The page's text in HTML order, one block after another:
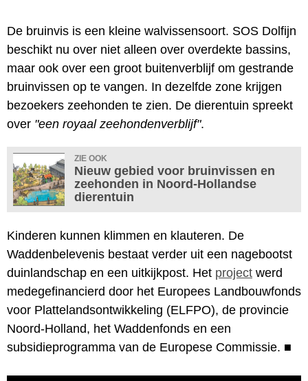
De bruinvis is een kleine walvissensoort. SOS Dolfijn
beschikt nu over niet alleen over overdekte bassins,
maar ook over een groot buitenverblijf om gestrande
bruinvissen op te vangen. In dezelfde zone krijgen
bezoekers zeehonden te zien. De dierentuin spreekt
over "een royaal zeehondenverblijf".
ZIE OOK
Nieuw gebied voor bruinvissen en
zeehonden in Noord-Hollandse
dierentuin
Kinderen kunnen klimmen en klauteren. De
Waddenbelevenis bestaat verder uit een nagebootst
duinlandschap en een uitkijkpost. Het project werd
medegefinancierd door het Europees Landbouwfonds
voor Plattelandsontwikkeling (ELFPO), de provincie
Noord-Holland, het Waddenfonds en een
subsidieprogramma van de Europese Commissie. ■